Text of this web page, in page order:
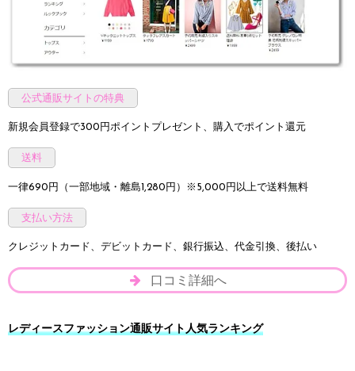
公式通販サイトの特典
新規会員登録で300円ポイントプレゼント、購入でポイント還元
送料
一律690円（一部地域・離島1,280円）※5,000円以上で送料無料
支払い方法
クレジットカード、デビットカード、銀行振込、代金引換、後払い
口コミ詳細へ
レディースファッション通販サイト人気ランキング